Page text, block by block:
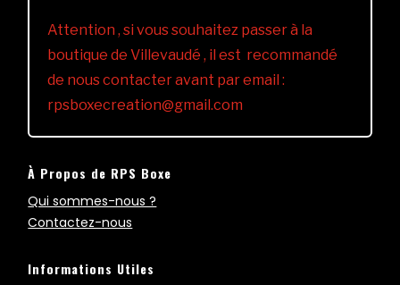
Attention , si vous souhaitez passer à la
boutique de Villevaudé , il est recommandé
de nous contacter avant par email :
rpsboxecreation@gmail.com
À Propos de RPS Boxe
Qui sommes-nous ?
Contactez-nous
Informations Utiles